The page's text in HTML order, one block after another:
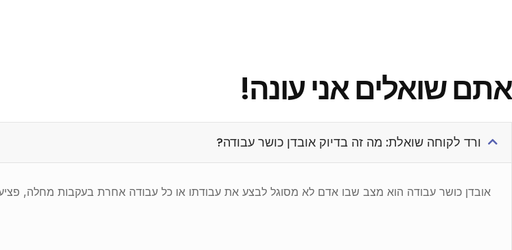
אתם שואלים אני עונה!
ורד לקוחה שואלת: מה זה בדיוק אובדן כושר עבודה?
אובדן כושר עבודה הוא מצב שבו אדם לא מסוגל לבצע את עבודתו או כל עבודה אחרת בעקבות מחלה,